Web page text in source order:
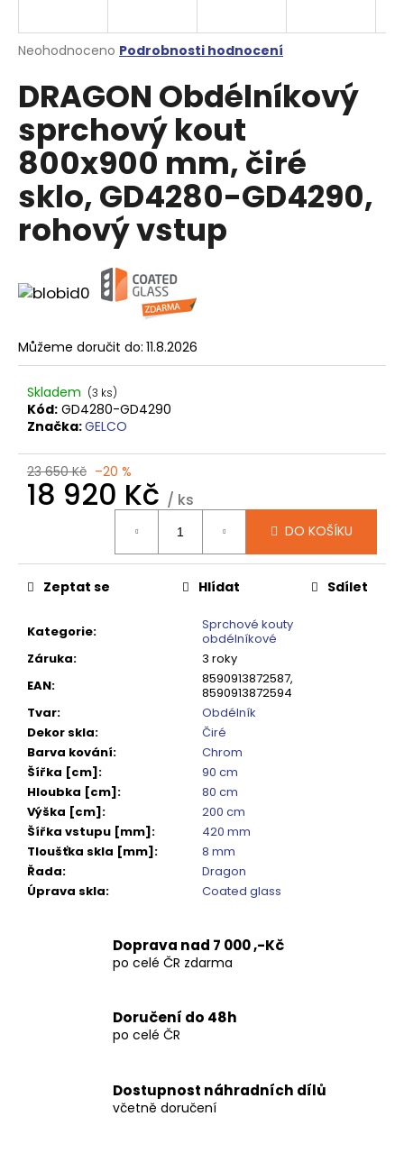
Průměrné
produktu
je
z
5
hvězdiček.
Neohodnoceno Podrobnosti hodnocení
DRAGON Obdélníkový
sprchový kout
800x900 mm, čiré
sklo, GD4280-GD4290,
rohový vstup
Můžeme doručit do: 11.8.2026
Skladem (3 ks)
Kód: GD4280-GD4290
Značka:GELCO
23 650 Kč –20 %
18 920 Kč / ks
DO KOŠÍKU
Kategorie:
Sprchové kouty
obdélníkové
Záruka:
3 roky
EAN:
8590913872587,
8590913872594
Tvar:
Obdélník
Dekor skla:
Čiré
Barva kování:
Chrom
Šířka [cm]:
90 cm
Hloubka [cm]:
80 cm
Výška [cm]:
200 cm
Šířka vstupu [mm]:
420 mm
Tloušťka skla [mm]:
8 mm
Řada:
Dragon
Úprava skla: Coated glass
Zeptat se Hlídat Sdílet
Doprava nad 7 000 ,-Kč
po celé ČR zdarma
Doručení do 48h
po celé ČR
Dostupnost náhradních dílů
včetně doručení
j
t
?
HLEDAT
D
o
r
u
č
u
e
m
SIGMA
BLACK
KOUT
900X900,
ČIRÉ
SKLO,
GS5590B
10
920
Kč
Původně:
13
650
Kč